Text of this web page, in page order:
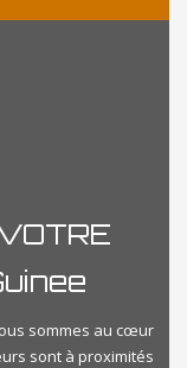
sommes au cœur
sont à proximités